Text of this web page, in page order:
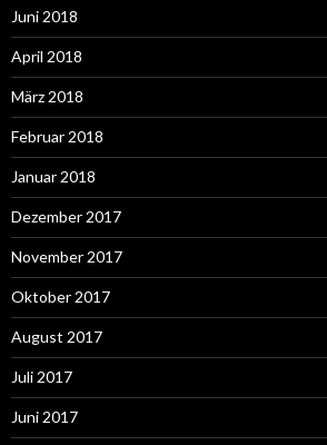
Juni 2018
April 2018
März 2018
Februar 2018
Januar 2018
Dezember 2017
November 2017
Oktober 2017
August 2017
Juli 2017
Juni 2017